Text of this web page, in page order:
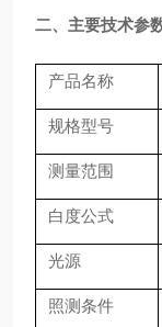
二、主要技术参
产品名称
规格型号
测量范围
白度公式
光源
照测条件